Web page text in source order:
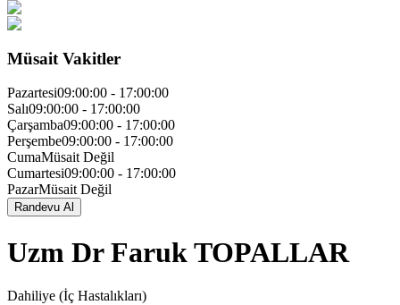
Müsait Vakitler
Pazartesi09:00:00 - 17:00:00
Salı09:00:00 - 17:00:00
Çarşamba09:00:00 - 17:00:00
Perşembe09:00:00 - 17:00:00
CumaMüsait Değil
Cumartesi09:00:00 - 17:00:00
PazarMüsait Değil
Randevu Al
Uzm Dr Faruk TOPALLAR
Dahiliye (İç Hastalıkları)